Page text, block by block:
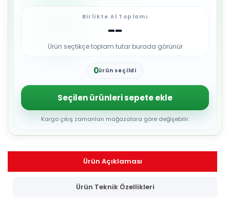
Birlikte Al Toplamı
--
Ürün seçtikçe toplam tutar burada görünür
0
2
3
4
5
6
8
ürün seçildi
Seçilen ürünleri sepete ekle
Kargo çıkış zamanları mağazalara göre değişebilir.
Ürün Açıklaması
Ürün Teknik Özellikleri